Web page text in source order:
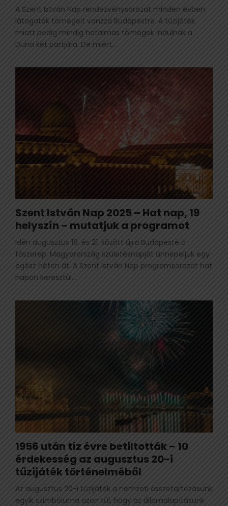
A Szent István Nap rendezvénysorozat minden évben
látogatók tömegeit vonzza Budapestre. A tűzijáték
miatt pedig mindig hatalmas tömegek indulnak a
Duna két partjára. De miért...
Szent István Nap 2025 – Hat nap, 19
helyszín – mutatjuk a programot
Idén augusztus 16. és 21. között újra Budapesté a
főszerep: Magyarország születésnapját ünnepeljük egy
egész héten át. A Szent István Nap programsorozat hat
napon keresztül...
1956 után tíz évre betiltották – 10
érdekesség az augusztus 20-i
tűzijáték történelméből
Az augusztus 20-i tűzijáték a nemzeti összetartozásunk
egyik szimbóluma azon túl, hogy az államalapításunk